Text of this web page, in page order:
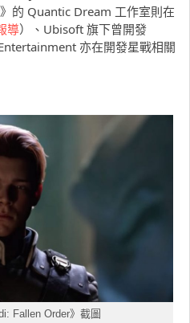
的 Quantic Dream 工作室則在
導）、Ubisoft 旗下曾開發
亦在開發星戰相關
Fallen Order》截圖